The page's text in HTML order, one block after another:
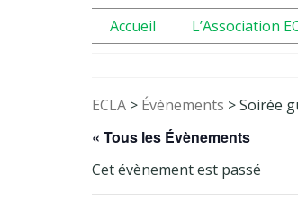
Accueil L’Association
ECLA > Évènements >Soirée
« Tous les Évènements
Cet évènement est passé